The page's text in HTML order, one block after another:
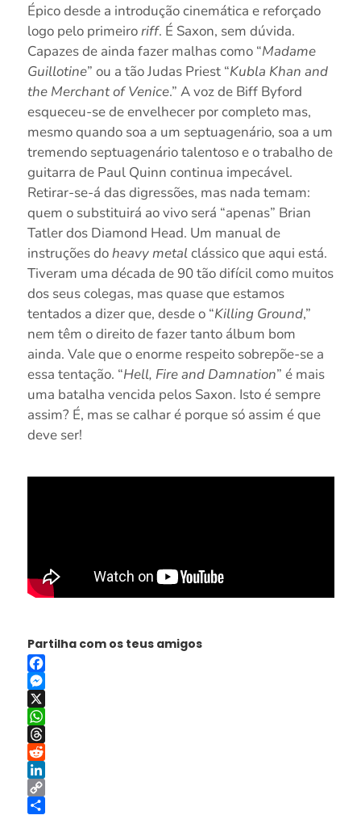
Épico desde a introdução cinemática e reforçado
logo pelo primeiroriff. É Saxon, sem dúvida.
Capazes de ainda fazer malhas como “Madame
Guillotine” ou a tão Judas Priest “Kubla Khan and
the Merchant of Venice.” A voz de Biff Byford
esqueceu-se de envelhecer por completo mas,
mesmo quando soa a um septuagenário, soa a um
tremendo septuagenário talentoso e o trabalho de
guitarra de Paul Quinn continua impecável.
Retirar-se-á das digressões, mas nada temam:
quem o substituirá ao vivo será “apenas” Brian
Tatler dos Diamond Head. Um manual de
instruções doheavy metalclássico que aqui está.
Tiveram uma década de 90 tão difícil como muitos
dos seus colegas, mas quase que estamos
tentados a dizer que, desde o “Killing Ground,”
nem têm o direito de fazer tanto álbum bom
ainda. Vale que o enorme respeito sobrepõe-se a
essa tentação. “Hell, Fire and Damnation” é mais
uma batalha vencida pelos Saxon. Isto é sempre
assim? É, mas se calhar é porque só assim é que
deve ser!
Partilha com os teus amigos
Facebook
Messenger
X
WhatsApp
Threads
Reddit
LinkedIn
Copy